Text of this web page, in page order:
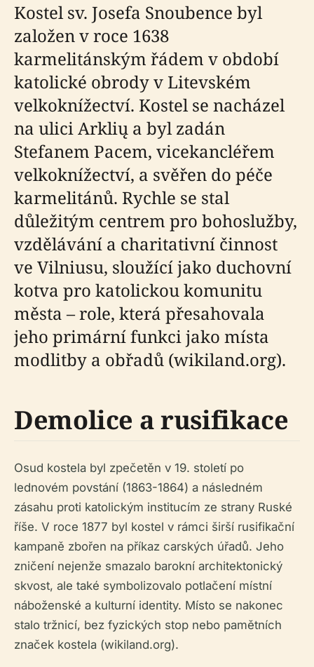
Kostel sv. Josefa Snoubence byl
založen v roce 1638
karmelitánským řádem v období
katolické obrody v Litevském
velkoknížectví. Kostel se nacházel
na ulici Arklių a byl zadán
Stefanem Pacem, vicekancléřem
velkoknížectví, a svěřen do péče
karmelitánů. Rychle se stal
důležitým centrem pro bohoslužby,
vzdělávání a charitativní činnost
ve Vilniusu, sloužící jako duchovní
kotva pro katolickou komunitu
města – role, která přesahovala
jeho primární funkci jako místa
modlitby a obřadů (wikiland.org).
Demolice a rusifikace
Osud kostela byl zpečetěn v 19. století po
lednovém povstání (1863-1864) a následném
zásahu proti katolickým institucím ze strany Ruské
říše. V roce 1877 byl kostel v rámci širší rusifikační
kampaně zbořen na příkaz carských úřadů. Jeho
zničení nejenže smazalo barokní architektonický
skvost, ale také symbolizovalo potlačení místní
náboženské a kulturní identity. Místo se nakonec
stalo tržnicí, bez fyzických stop nebo pamětních
značek kostela (wikiland.org).